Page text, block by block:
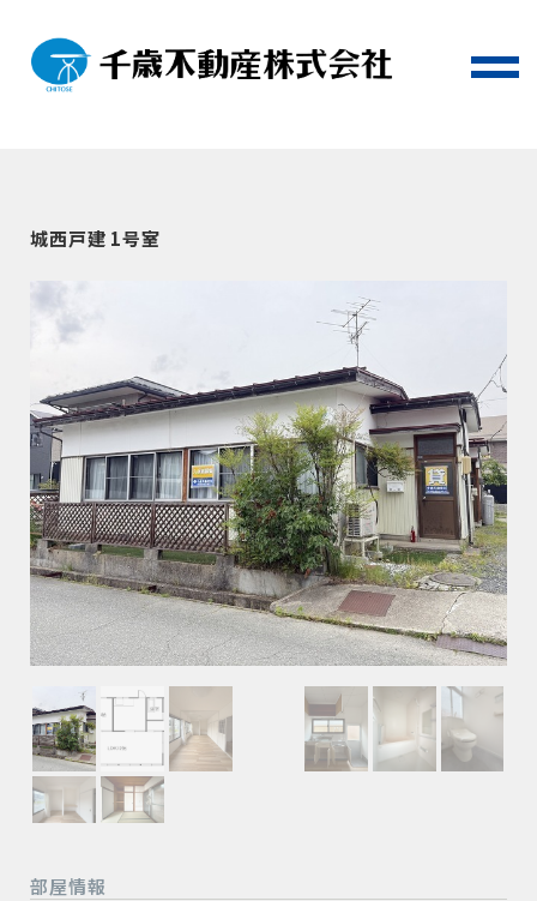
城西戸建 1号室
部屋情報